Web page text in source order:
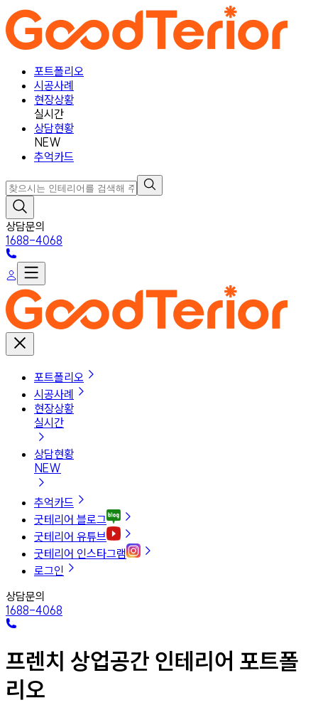
포트폴리오
시공사례
현장상황
실시간
상담현황
NEW
추억카드
상담문의
1688-4068
포트폴리오
시공사례
현장상황
실시간
상담현황
NEW
추억카드
굿테리어 블로그
굿테리어 유튜브
굿테리어 인스타그램
로그인
상담문의
1688-4068
프렌치 상업공간 인테리어 포트폴
리오